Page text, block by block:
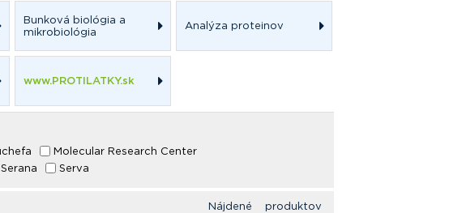
Bunková biológia a
mikrobiológia
Analýza proteinov
www.PROTILATKY.sk
Molecular Research Center
Serana Serva
Nájdené produktov